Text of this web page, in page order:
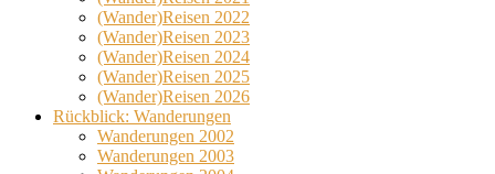
(Wander)Reisen 2022
(Wander)Reisen 2023
(Wander)Reisen 2024
(Wander)Reisen 2025
(Wander)Reisen 2026
Rückblick: Wanderungen
Wanderungen 2002
Wanderungen 2003